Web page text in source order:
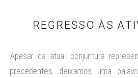
REGRESSO ÀS
Apesar da atual conjuntura
precedentes, deixamos uma